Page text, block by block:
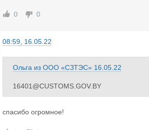
0 0
08:59, 16.05.22
Ольга из ООО «СЗТЭС» 16.05.22
16401@CUSTOMS.GOV.BY
спасибо огромное!